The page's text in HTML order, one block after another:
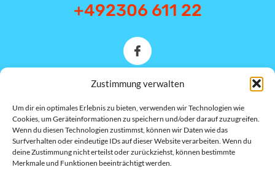
Zustimmung verwalten
Um dir ein optimales Erlebnis zu bieten, verwenden wir Technologien wie
Cookies, um Geräteinformationen zu speichern und/oder darauf zuzugreifen.
Wenn du diesen Technologien zustimmst, können wir Daten wie das
Surfverhalten oder eindeutige IDs auf dieser Website verarbeiten. Wenn du
deine Zustimmung nicht erteilst oder zurückziehst, können bestimmte
Merkmale und Funktionen beeinträchtigt werden.
+492306 611 22
Lünen
wolterolesja@gmail.com
Mo.- Fr. 09.00-13.00 & 14.00-